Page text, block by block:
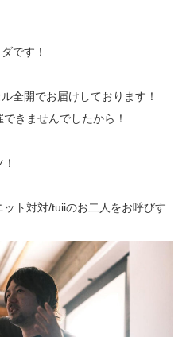
です！
全開でお届けしております！
きませんでしたから！
ト対対/tuiiのお二人をお呼びす